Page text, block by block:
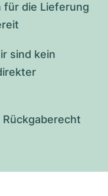
für die Lieferung
sind kein